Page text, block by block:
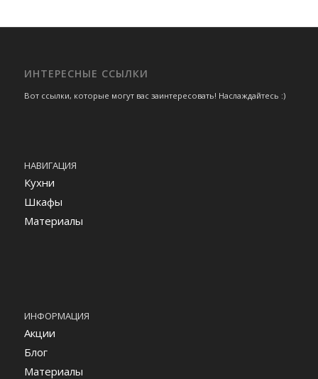
ИНТЕРЕСНЫЕ ССЫЛКИ
Вот ссылки, которые могут вас заинтересовать! Наслаждайтесь :)
НАВИГАЦИЯ
Кухни
Шкафы
Материалы
ИНФОРМАЦИЯ
Акции
Блог
Материалы